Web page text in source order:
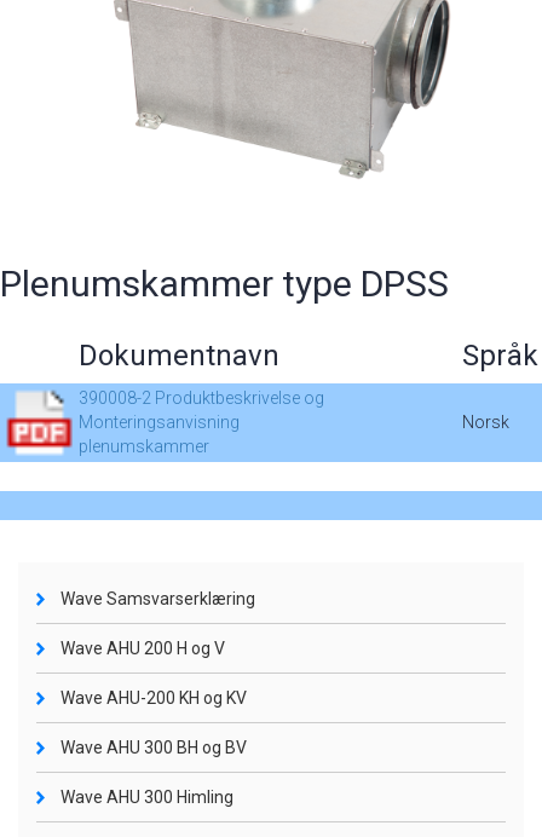
Plenumskammer type DPSS
Dokumentnavn Språk
390008-2 Produktbeskrivelse og
Monteringsanvisning
plenumskammer
Norsk
Wave Samsvarserklæring
Wave AHU 200 H og V
Wave AHU-200 KH og KV
Wave AHU 300 BH og BV
Wave AHU 300 Himling